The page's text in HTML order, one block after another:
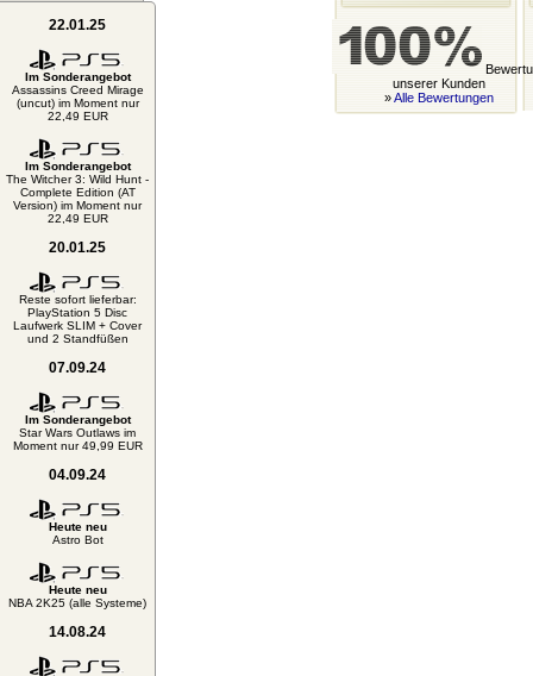
22.01.25
Im Sonderangebot
Assassins Creed Mirage
(uncut) im Moment nur
22,49 EUR
Im Sonderangebot
The Witcher 3: Wild Hunt -
Complete Edition (AT
Version) im Moment nur
22,49 EUR
20.01.25
Reste sofort lieferbar:
PlayStation 5 Disc
Laufwerk SLIM + Cover
und 2 Standfüßen
07.09.24
Im Sonderangebot
Star Wars Outlaws im
Moment nur 49,99 EUR
04.09.24
Heute neu
Astro Bot
Heute neu
NBA 2K25 (alle Systeme)
14.08.24
unserer Kunden
»Alle Bewertungen